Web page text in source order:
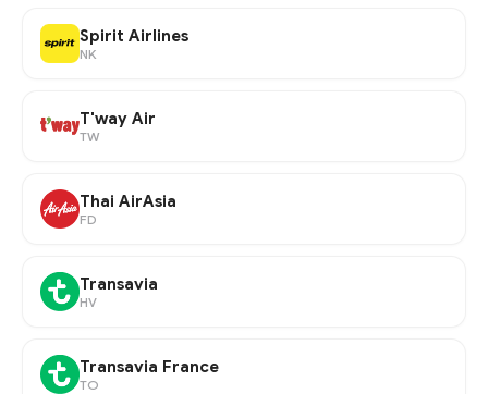
Spirit Airlines
NK
T'way Air
TW
Thai AirAsia
FD
Transavia
HV
Transavia France
TO